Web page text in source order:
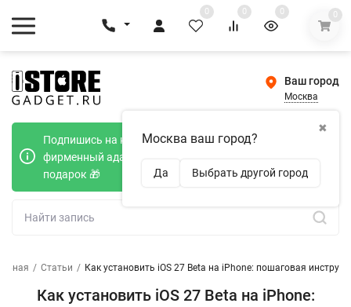
0 0 0 0
Ваш город
Москва
✖
Москва ваш город?
Да Выбрать другой город
Подпишись на наш телеграмм канал и получи
фирменный адаптер Type-C 20W при покупке в
подарок 🎁
/ Статьи / Как установить iOS 27 Beta на iPhone: пошаговая
Как установить iOS 27 Beta на iPhone: